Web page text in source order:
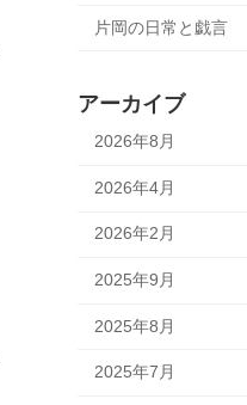
片岡の日常と戯言
アーカイブ
2026年8月
2026年4月
2026年2月
2025年9月
2025年8月
2025年7月